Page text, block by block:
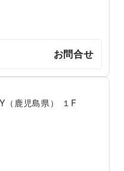
お問合せ
鹿児島県） １F